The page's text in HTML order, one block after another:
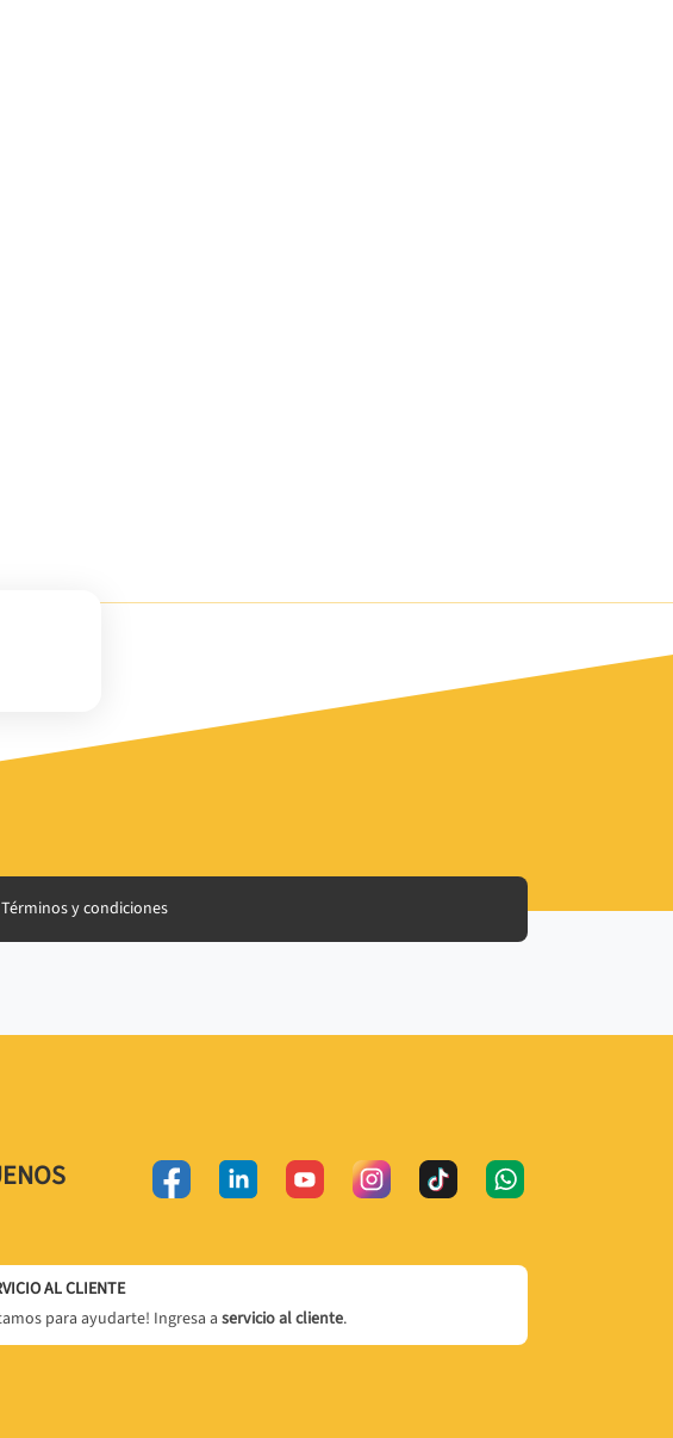
Términos y condiciones
AL CLIENTE
para ayudarte! Ingresa a servicio al cliente.